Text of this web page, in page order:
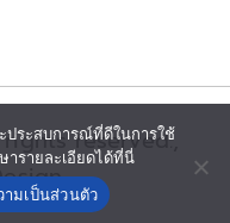
reserved.,
ประสบการณ์ที่ดีในการใช้
รายละเอียดได้ที่นี่
มเป็นส่วนตัว